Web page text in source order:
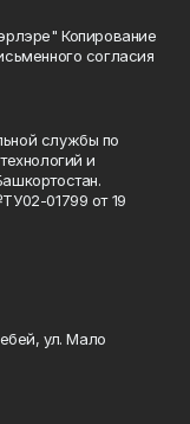
Копирование
согласия
службы по
и
01799 от 19
ул. Мало